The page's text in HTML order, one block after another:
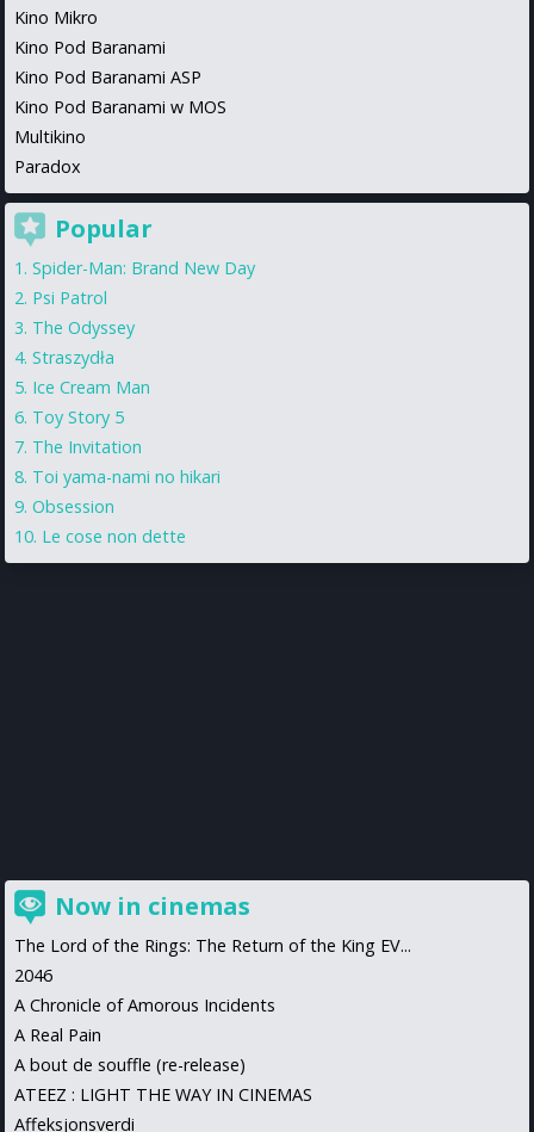
Kino Mikro
Kino Pod Baranami
Kino Pod Baranami ASP
Kino Pod Baranami w MOS
Multikino
Paradox
Popular
Spider-Man: Brand New Day
Psi Patrol
The Odyssey
Straszydła
Ice Cream Man
Toy Story 5
The Invitation
Toi yama-nami no hikari
Obsession
Le cose non dette
Now in cinemas
The Lord of the Rings: The Return of the King EV...
2046
A Chronicle of Amorous Incidents
A Real Pain
A bout de souffle (re-release)
ATEEZ : LIGHT THE WAY IN CINEMAS
Affeksjonsverdi